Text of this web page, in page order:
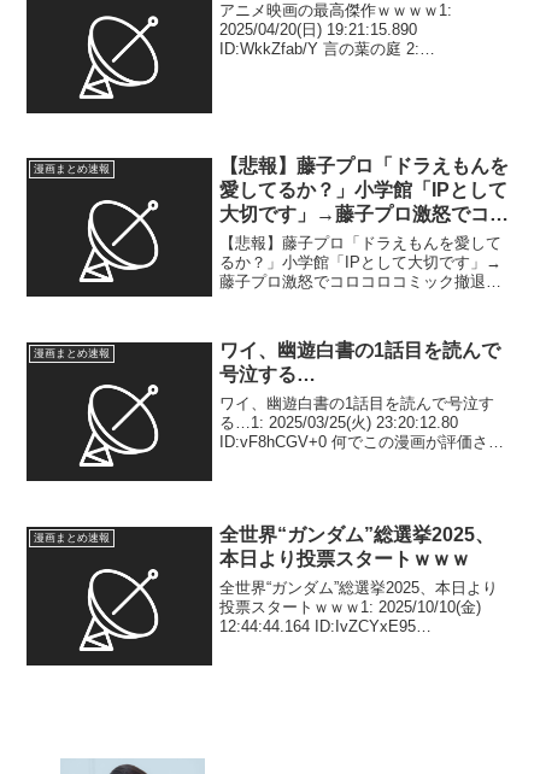
アニメ映画の最高傑作ｗｗｗｗ1:
2025/04/20(日) 19:21:15.890
ID:WkkZfab/Y 言の葉の庭 2:
漫画まとめ速報
【悲報】藤子プロ「ドラえもんを
愛してるか？」小学館「IPとして
大切です」→藤子プロ激怒でコロ
コロコミック撤退へ
【悲報】藤子プロ「ドラえもんを愛して
るか？」小学館「IPとして大切です」→
藤子プロ激怒でコロコロコミック撤退へ
長@takesiya...
漫画まとめ速報
ワイ、幽遊白書の1話目を読んで
号泣する…
ワイ、幽遊白書の1話目を読んで号泣す
る…1: 2025/03/25(火) 23:20:12.80
ID:vF8hCGV+0 何でこの漫画が評価され
漫画まとめ速報
全世界“ガンダム”総選挙2025、
本日より投票スタートｗｗｗ
全世界“ガンダム”総選挙2025、本日より
投票スタートｗｗｗ1: 2025/10/10(金)
12:44:44.164 ID:IvZCYxE95